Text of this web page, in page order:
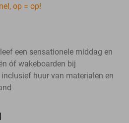
op = op!
een sensationele middag en
óf wakeboarden bij
huur van materialen en